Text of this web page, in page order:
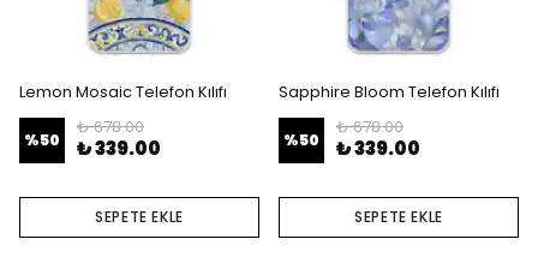
Lemon Mosaic Telefon Kılıfı
%50
₺ 678.00
₺ 339.00
SEPETE EKLE
Sapphire Bloom Telefon Kılıfı
%50
₺ 678.00
₺ 339.00
SEPETE EKLE